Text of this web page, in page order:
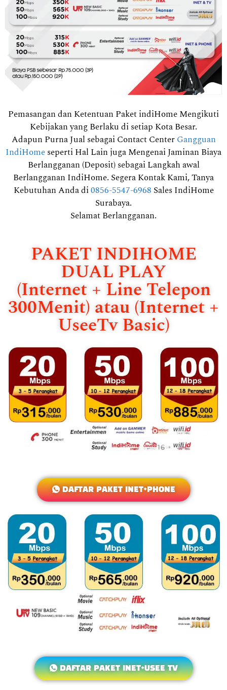
Pemasangan dan Ketentuan Paket indiHome Mengikuti
Kebijakan yang Berlaku di setiap Kota Besar.
Adapun Purna Jual sebagai Contact CenterGangguan
IndiHomeseperti Hal Lain juga Mengenai Jaminan Biaya
Berlangganan (Deposit) sebagai Langkah awal
Berlangganan IndiHome. Segera Kontak Kami, Tanya
Kebutuhan Anda di0856-5547-6968 Sales IndiHome
Surabaya.
Selamat Berlangganan.
PAKET INDIHOME
DUAL PLAY
(Internet + Line Telepon
300Menit) atau (Internet +
UseeTv Basic)
DAFTAR PAKET INET+PHONE
DAFTAR PAKET INET+USEE TV